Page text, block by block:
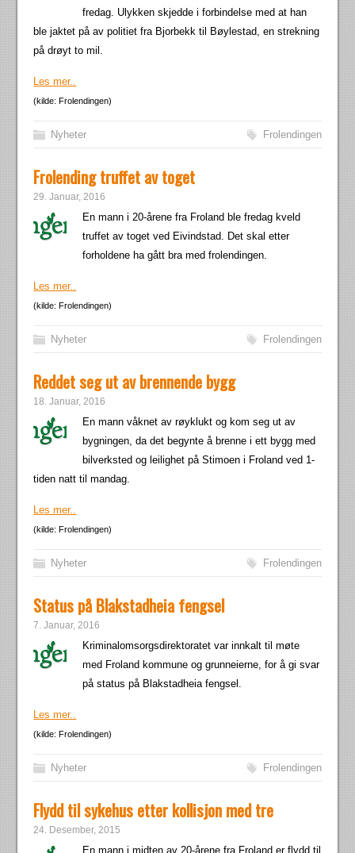
fredag. Ulykken skjedde i forbindelse med at han
ble jaktet på av politiet fra Bjorbekk til Bøylestad, en strekning
på drøyt to mil.
Les mer..
(kilde: Frolendingen)
Nyheter Frolendingen
Frolending truffet av toget
29. Januar, 2016
En mann i 20-årene fra Froland ble fredag kveld
truffet av toget ved Eivindstad. Det skal etter
forholdene ha gått bra med frolendingen.
Les mer..
(kilde: Frolendingen)
Nyheter Frolendingen
Reddet seg ut av brennende bygg
18. Januar, 2016
En mann våknet av røyklukt og kom seg ut av
bygningen, da det begynte å brenne i ett bygg med
bilverksted og leilighet på Stimoen i Froland ved 1-
tiden natt til mandag.
Les mer..
(kilde: Frolendingen)
Nyheter Frolendingen
Status på Blakstadheia fengsel
7. Januar, 2016
Kriminalomsorgsdirektoratet var innkalt til møte
med Froland kommune og grunneierne, for å gi svar
på status på Blakstadheia fengsel.
Les mer..
(kilde: Frolendingen)
Nyheter Frolendingen
Flydd til sykehus etter kollisjon med tre
24. Desember, 2015
En mann i midten av 20-årene fra Froland er flydd til